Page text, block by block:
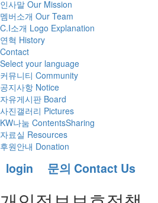
인사말 Our Mission
멤버소개 Our Team
C.I소개 Logo Explanation
연혁 History
Contact
Select your language
커뮤니티 Community
공지사항 Notice
자유게시판 Board
사진갤러리 Pictures
KW나눔 ContentsSharing
자료실 Resources
후원안내 Donation
login 문의 Contact Us